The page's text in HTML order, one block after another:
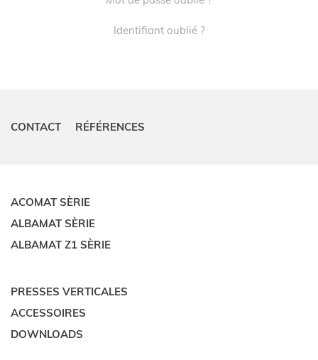
Identifiant oublié ?
CONTACT RÉFÉRENCES
ACOMAT SÈRIE
ALBAMAT SÈRIE
ALBAMAT Z1 SÈRIE
PRESSES VERTICALES
ACCESSOIRES
DOWNLOADS